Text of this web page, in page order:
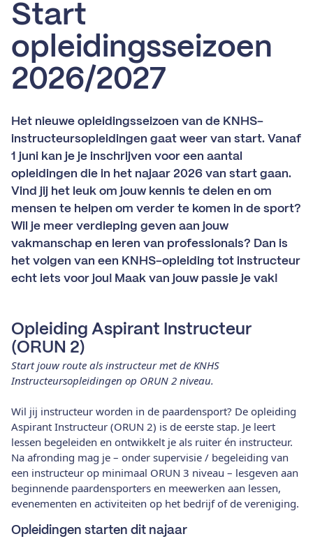
Start
opleidingsseizoen
2026/2027
Het nieuwe opleidingsseizoen van de KNHS-
instructeursopleidingen gaat weer van start. Vanaf
1 juni kan je je inschrijven voor een aantal
opleidingen die in het najaar 2026 van start gaan.
Vind jij het leuk om jouw kennis te delen en om
mensen te helpen om verder te komen in de sport?
Wil je meer verdieping geven aan jouw
vakmanschap en leren van professionals? Dan is
het volgen van een KNHS-opleiding tot instructeur
echt iets voor jou! Maak van jouw passie je vak!
Opleiding Aspirant Instructeur
(ORUN 2)
Start jouw route als instructeur met de KNHS
Instructeursopleidingen op ORUN 2 niveau.
Wil jij instructeur worden in de paardensport? De opleiding
Aspirant Instructeur (ORUN 2) is de eerste stap. Je leert
lessen begeleiden en ontwikkelt je als ruiter én instructeur.
Na afronding mag je – onder supervisie / begeleiding van
een instructeur op minimaal ORUN 3 niveau – lesgeven aan
beginnende paardensporters en meewerken aan lessen,
evenementen en activiteiten op het bedrijf of de vereniging.
Opleidingen starten dit najaar